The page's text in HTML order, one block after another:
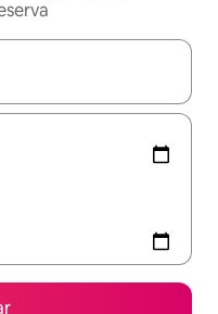
explore-os